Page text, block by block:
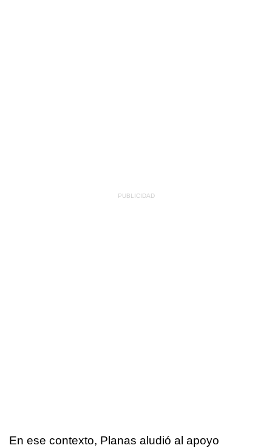
En ese contexto, Planas aludió al apoyo